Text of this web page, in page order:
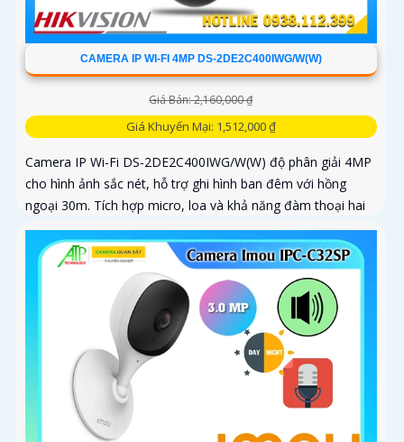
CAMERA IP WI-FI 4MP DS-2DE2C400IWG/W(W)
Giá Bán: 2,160,000 ₫
Giá Khuyến Mại: 1,512,000 ₫
Camera IP Wi-Fi DS-2DE2C400IWG/W(W) độ phân giải 4MP
cho hình ảnh sắc nét, hỗ trợ ghi hình ban đêm với hồng
ngoại 30m. Tích hợp micro, loa và khả năng đàm thoại hai
chiều